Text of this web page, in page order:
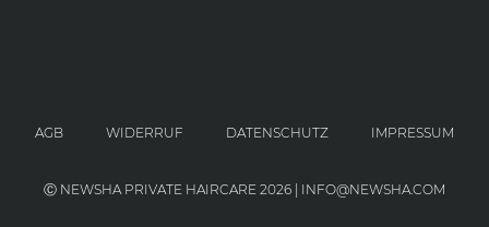
Ⓒ NEWSHA PRIVATE HAIRCARE 2026 | INFO@NEWSHA.COM
AGB WIDERRUF DATENSCHUTZ IMPRESSUM